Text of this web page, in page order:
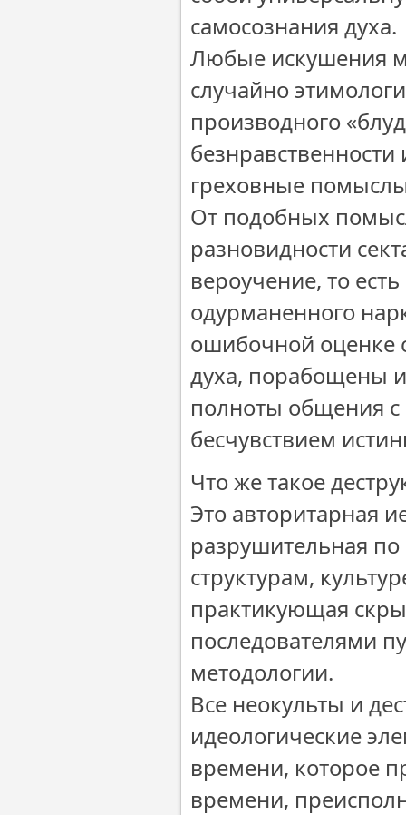
самосознания духа.
Любые искушения
случайно
производного
греховные
От подобных
разновидности
вероучение, то
одурманенного
ошибочной оценке
духа, порабощены
полноты общения с
бесчувствием
Что же такое
Это авторитарная
разрушительная
структурам,
практикующая
последователями
методологии.
Все неокульты и
идеологические
времени, которое
времени,